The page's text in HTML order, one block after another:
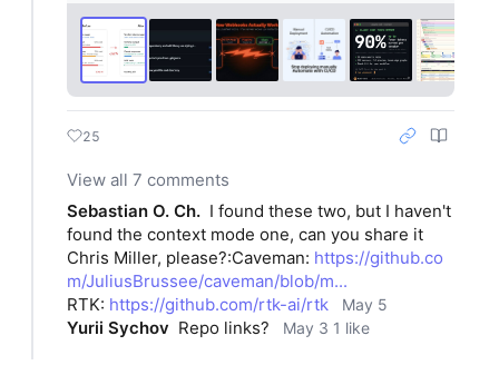
25
View all 7 comments
Sebastian O. Ch. I found these two, but I haven't
found the context mode one, can you share it
Chris Miller, please?:Caveman: https://github.co
m/JuliusBrussee/caveman/blob/m...
RTK: https://github.com/rtk-ai/rtk May 5
Yurii Sychov Repo links? May 3 1 like